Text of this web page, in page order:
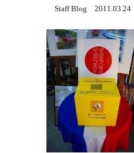
Staff Blog 2011.03.24